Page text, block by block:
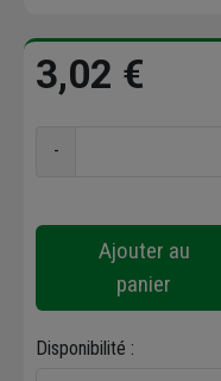
3,02 €
-
Ajouter au
panier
Disponibilité :